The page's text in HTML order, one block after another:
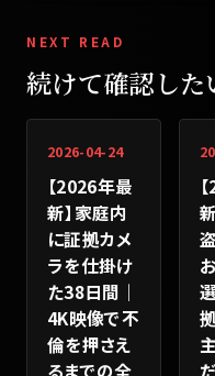
NEXT READ
続けて確認した
2026-04-24
【2026年最
新】家庭内
に証拠カメ
ラを仕掛け
た38日間｜
4K映像で不
倫を押さえ